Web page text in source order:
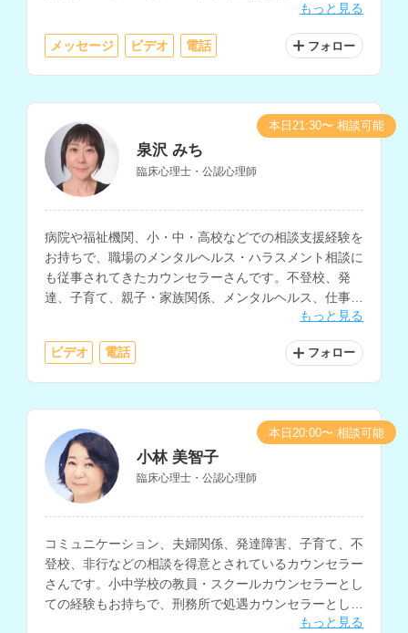
もっと見る
メッセージ ビデオ 電話 フォロー
泉沢 みち
臨床心理士・公認心理師
病院や福祉機関、小・中・高校などでの相談支援経験を
お持ちで、職場のメンタルヘルス・ハラスメント相談に
も従事されてきたカウンセラーさんです。不登校、発
達、子育て、親子・家族関係、メンタルヘルス、仕事関
係、職場の人間関係など、幅広い相談内容に対応されて
もっと見る
ビデオ 電話 フォロー
本日21:30〜 相談可能
小林 美智子
臨床心理士・公認心理師
コミュニケーション、夫婦関係、発達障害、子育て、不
登校、非行などの相談を得意とされているカウンセラー
さんです。小中学校の教員・スクールカウンセラーとし
ての経験もお持ちで、刑務所で処遇カウンセラーとして
加害者の矯正教育にも関わってこられています。もっと見る
本日20:00〜 相談可能